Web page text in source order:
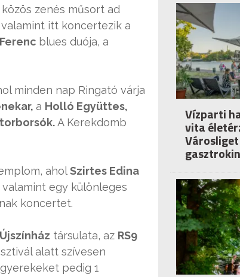
zenés műsort ad
valamint itt koncertezik a
blues duója, a
minden nap Ringató várja
a Holló Együttes,
A Kerekdomb
aholSzirtes Edina
valamint egy különleges
koncertet.
Újszínház társulata, az RS9
alatt szívesen
pedig 1
Vízparti
vita